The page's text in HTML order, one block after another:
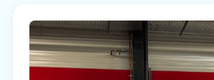
Hierbij […]